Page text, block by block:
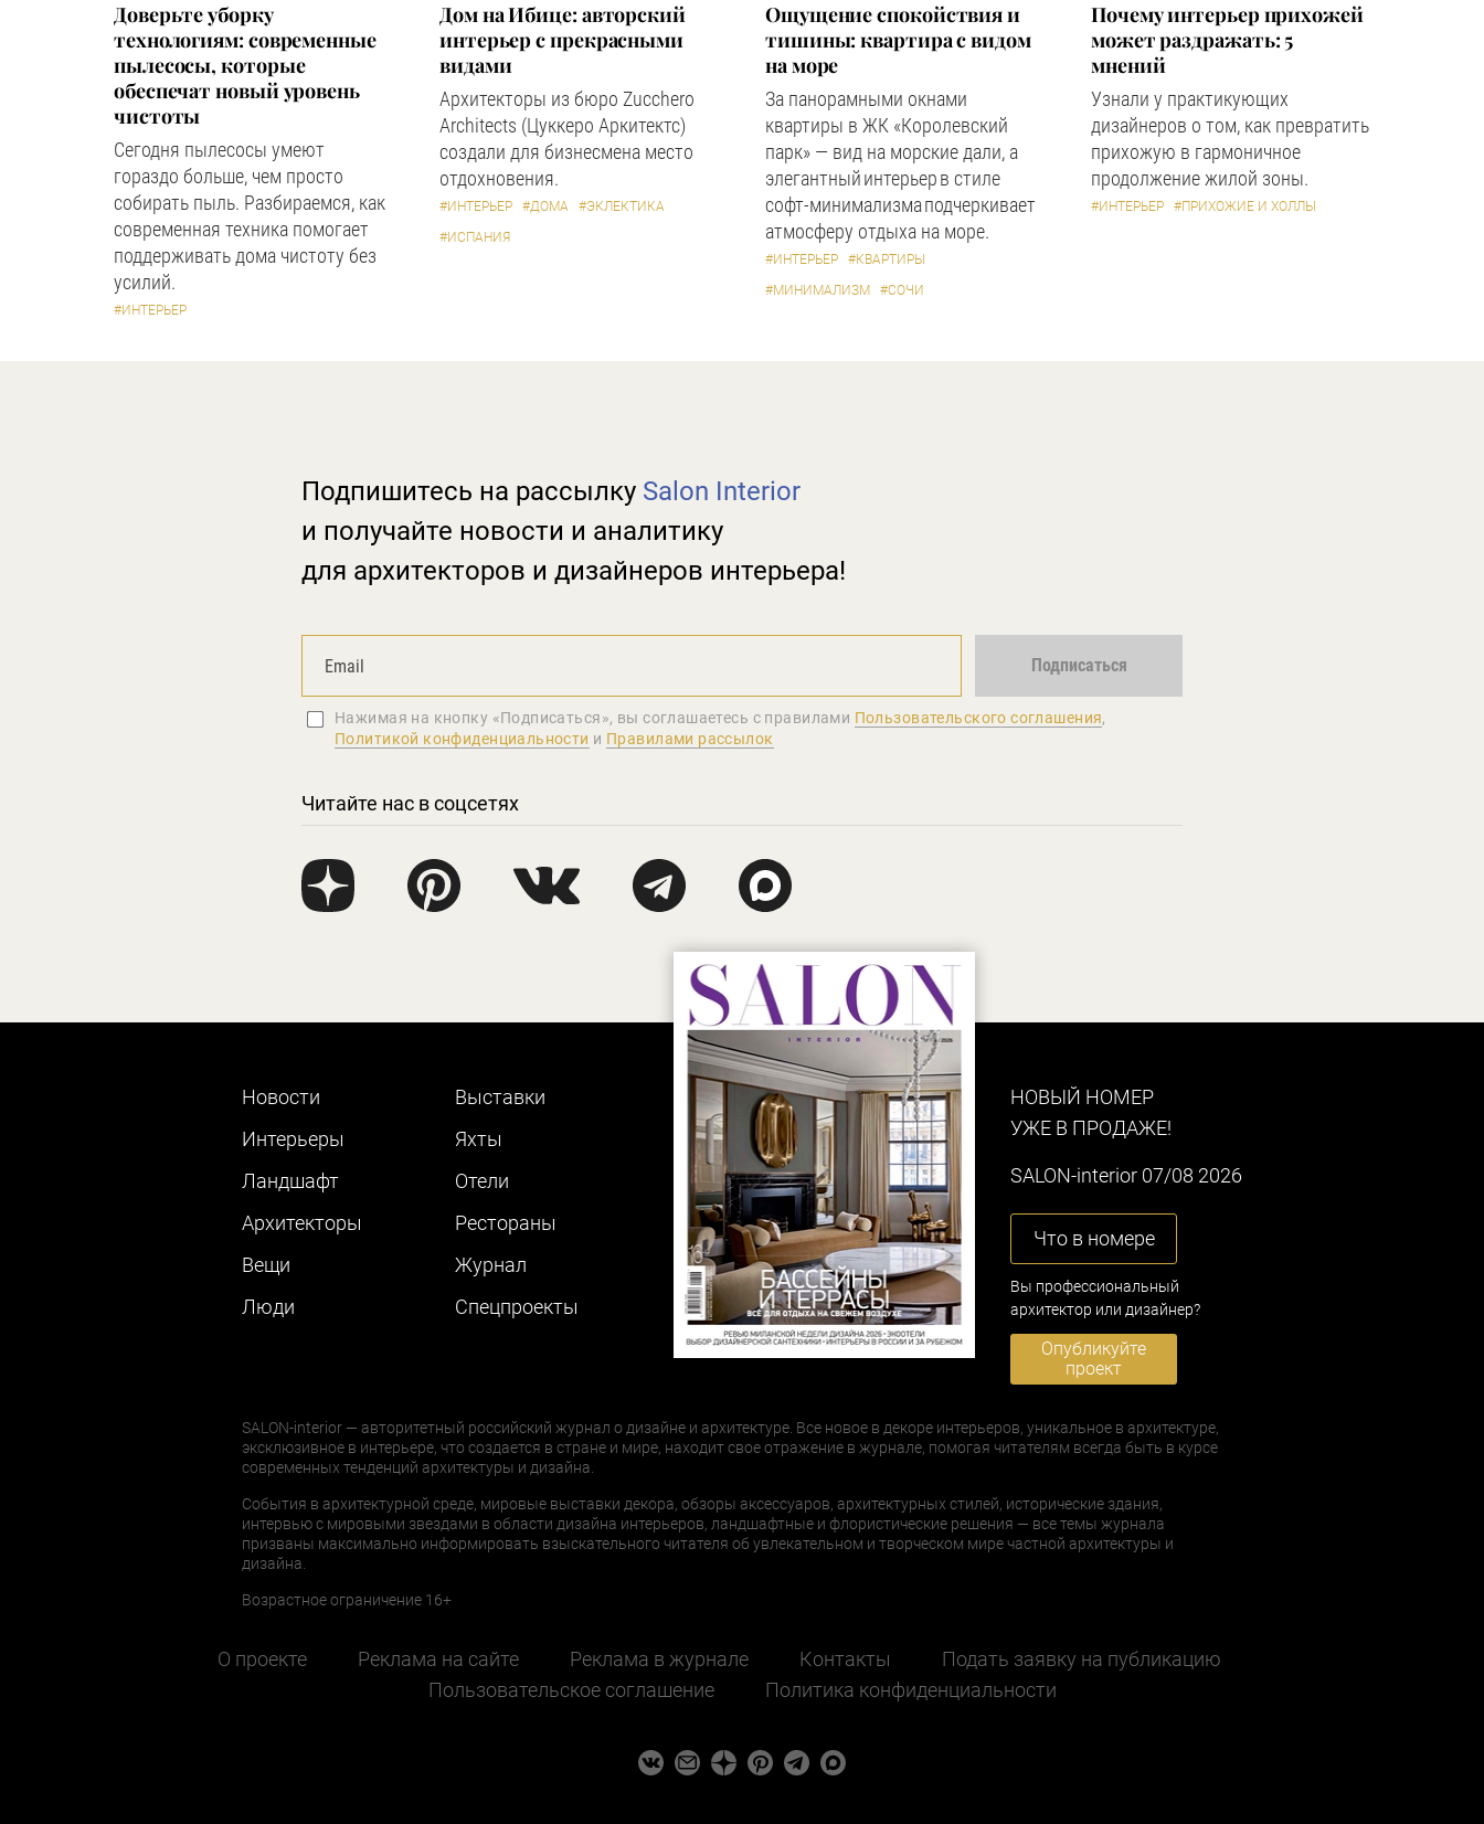
Доверьте уборку
технологиям: современные
пылесосы, которые
обеспечат новый уровень
чистоты
Сегодня пылесосы умеют
гораздо больше, чем просто
собирать пыль. Разбираемся, как
современная техника помогает
поддерживать дома чистоту без
усилий.
#ИНТЕРЬЕР
Дом на Ибице: авторский
интерьер с прекрасными
видами
Архитекторы из бюро Zucchero
Architects (Цуккеро Аркитектс)
создали для бизнесмена место
отдохновения.
#ИНТЕРЬЕР #ДОМА
#ЭКЛЕКТИКА
#ИСПАНИЯ
Ощущение спокойствия и
тишины: квартира с видом
на море
За панорамными окнами
квартиры в ЖК «Королевский
парк» — вид на морские дали, а
элегантный интерьер в стиле
софт-минимализма подчеркивает
атмосферу отдыха на море.
#ИНТЕРЬЕР
#КВАРТИРЫ
#МИНИМАЛИЗМ
#СОЧИ
Почему интерьер прихожей
может раздражать: 5
мнений
Узнали у практикующих
дизайнеров о том, как превратить
прихожую в гармоничное
продолжение жилой зоны.
#ИНТЕРЬЕР #ПРИХОЖИЕ И ХОЛЛЫ
Подпишитесь на рассылку Salon Interior
и получайте новости и аналитику
для архитекторов и дизайнеров интерьера!
Подписаться
Нажимая на кнопку «Подписаться», вы соглашаетеcь с правилами Пользовательского соглашения,
Политикой конфиденциальности и Правилами рассылок
Читайте нас в соцсетях
Новости
Интерьеры
Ландшафт
Архитекторы
Вещи
Люди
Выставки
Яхты
Отели
Рестораны
Журнал
Cпецпроекты
НОВЫЙ НОМЕР
УЖЕ В ПРОДАЖЕ!
SALON-interior 07/08 2026
Что в номере
Вы профессиональный
архитектор или дизайнер?
Опубликуйте
проект
SALON-interior — авторитетный российский журнал о дизайне и архитектуре. Все новое в декоре интерьеров, уникальное в архитектуре,
эксклюзивное в интерьере, что создается в стране и мире, находит свое отражение в журнале, помогая читателям всегда быть в курсе
современных тенденций архитектуры и дизайна.
События в архитектурной среде, мировые выставки декора, обзоры аксессуаров, архитектурных стилей, исторические здания,
интервью с мировыми звездами в области дизайна интерьеров, ландшафтные и флористические решения — все темы журнала
призваны максимально информировать взыскательного читателя об увлекательном и творческом мире частной архитектуры и
дизайна.
Возрастное ограничение 16+
О проекте Реклама на сайте Реклама в журнале Контакты
Подать заявку на публикацию
Пользовательское соглашение
Политика конфиденциальности